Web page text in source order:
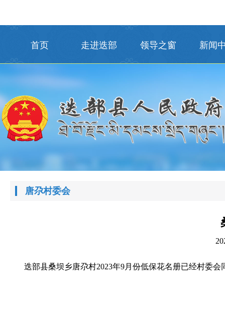
首页 走进迭部 领导之窗 新闻
唐尕村委会
迭部县桑坝乡唐尕村2023年9月份低保花名册已经村委会